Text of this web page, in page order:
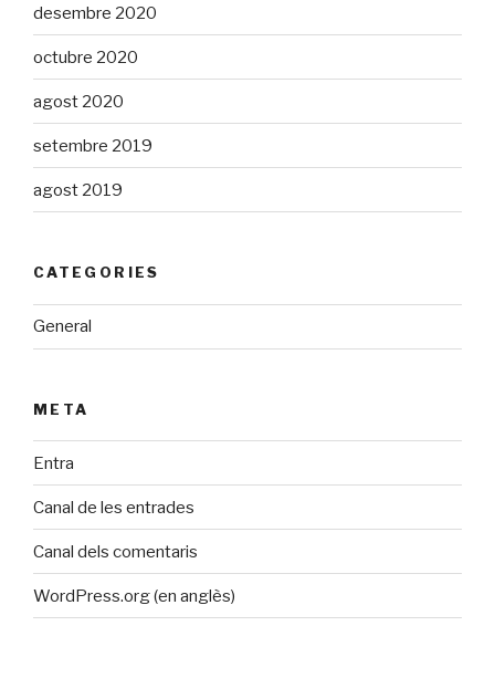
desembre 2020
octubre 2020
agost 2020
setembre 2019
agost 2019
CATEGORIES
General
META
Entra
Canal de les entrades
Canal dels comentaris
WordPress.org (en anglès)